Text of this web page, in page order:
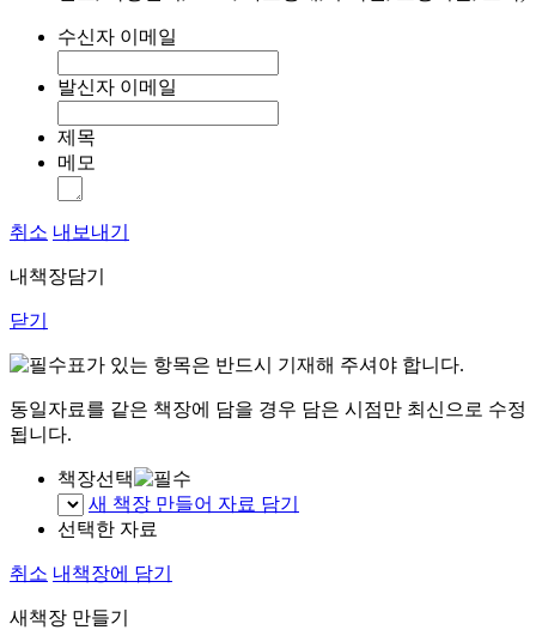
수신자 이메일
발신자 이메일
제목
메모
취소 내보내기
내책장담기
닫기
표가 있는 항목은 반드시 기재해 주셔야 합니다.
동일자료를 같은 책장에 담을 경우 담은 시점만 최신으로 수정
됩니다.
책장선택
새 책장 만들어 자료 담기
선택한 자료
취소 내책장에 담기
새책장 만들기